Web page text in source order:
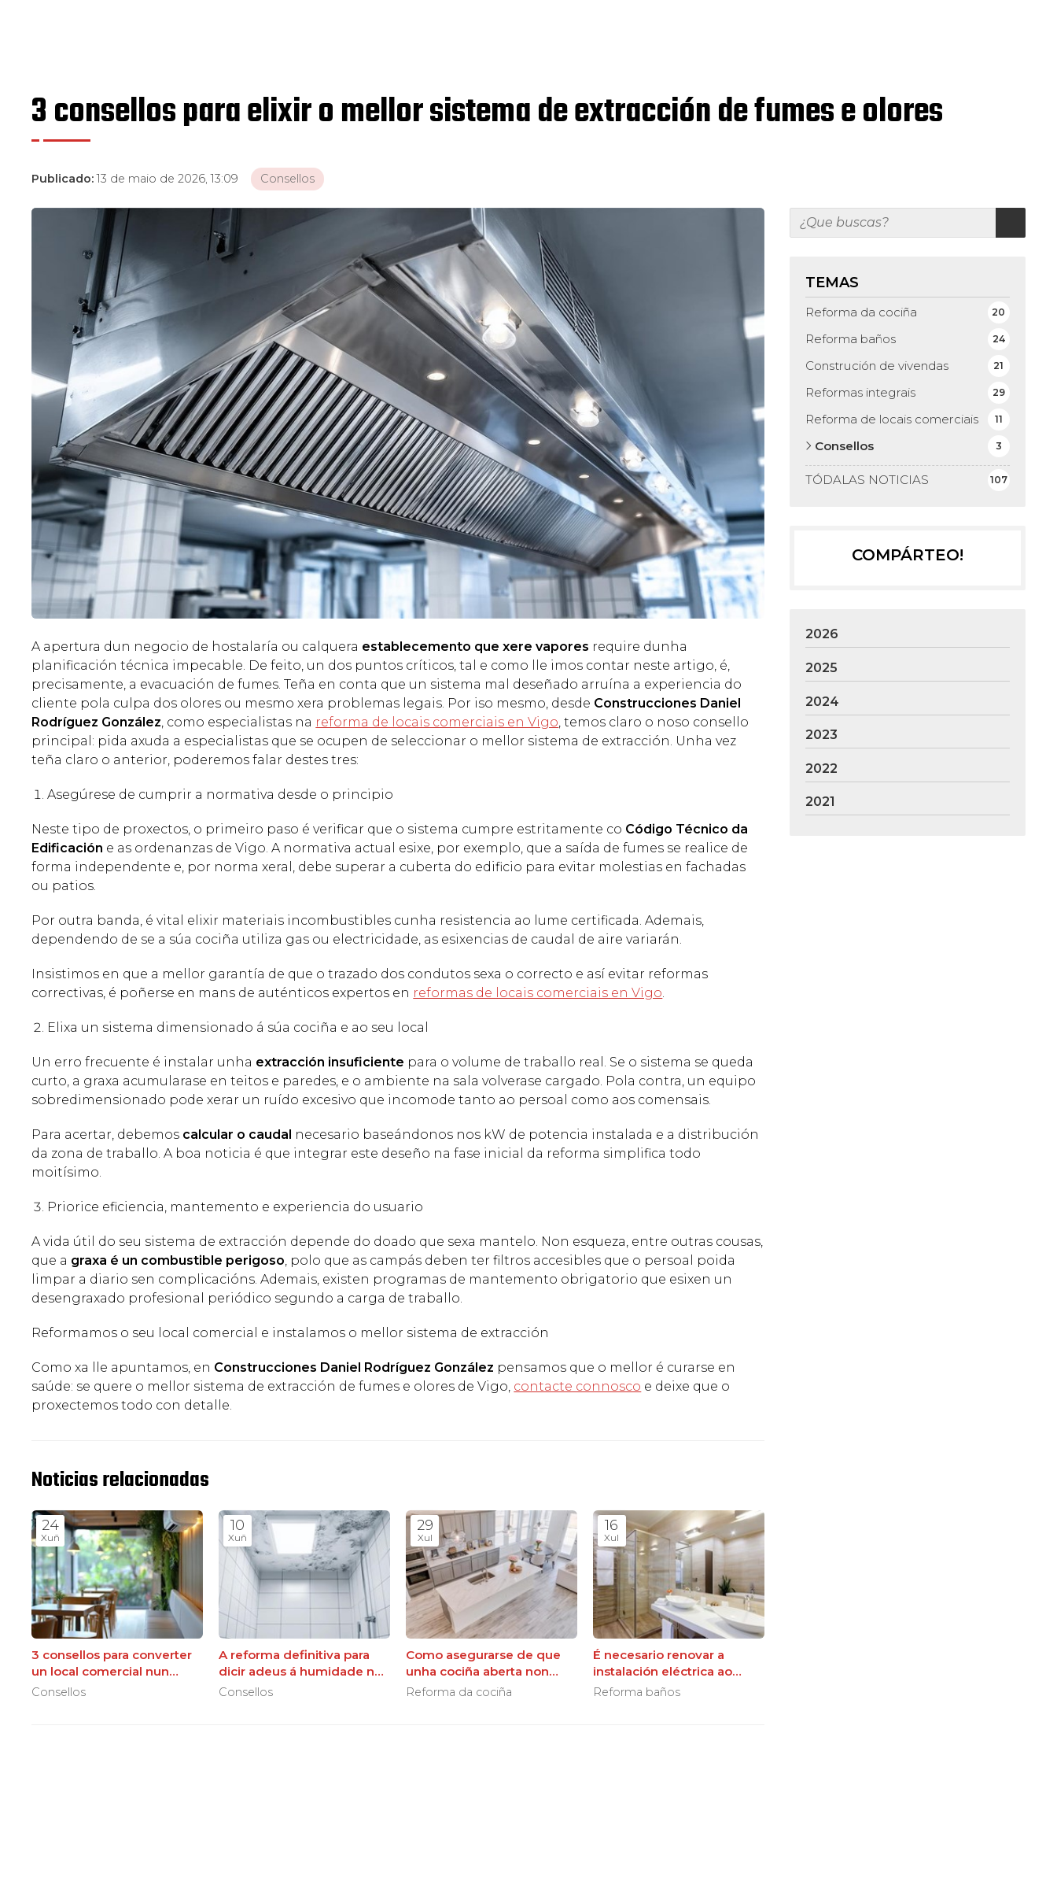
3 consellos para elixir o mellor sistema de extracción de fumes e olores
Publicado: 13 de maio de 2026, 13:09 Consellos
TEMAS
TÓDALAS NOTICIAS 107
Reforma da cociña 20
Reforma baños 24
Construción de vivendas 21
Reformas integrais 29
Reforma de locais comerciais 11
Consellos 3
A apertura dun negocio de hostalaría ou calquera establecemento que xere vapores require dunha
planificación técnica impecable. De feito, un dos puntos críticos, tal e como lle imos contar neste artigo, é,
precisamente, a evacuación de fumes. Teña en conta que un sistema mal deseñado arruína a experiencia do
cliente pola culpa dos olores ou mesmo xera problemas legais. Por iso mesmo, desde Construcciones Daniel
Rodríguez González, como especialistas na reforma de locais comerciais en Vigo, temos claro o noso consello
principal: pida axuda a especialistas que se ocupen de seleccionar o mellor sistema de extracción. Unha vez
teña claro o anterior, poderemos falar destes tres:
Asegúrese de cumprir a normativa desde o principio
Neste tipo de proxectos, o primeiro paso é verificar que o sistema cumpre estritamente co Código Técnico da
Edificación e as ordenanzas de Vigo. A normativa actual esixe, por exemplo, que a saída de fumes se realice de
forma independente e, por norma xeral, debe superar a cuberta do edificio para evitar molestias en fachadas
ou patios.
Por outra banda, é vital elixir materiais incombustibles cunha resistencia ao lume certificada. Ademais,
dependendo de se a súa cociña utiliza gas ou electricidade, as esixencias de caudal de aire variarán.
Insistimos en que a mellor garantía de que o trazado dos condutos sexa o correcto e así evitar reformas
correctivas, é poñerse en mans de auténticos expertos en reformas de locais comerciais en Vigo.
Elixa un sistema dimensionado á súa cociña e ao seu local
Un erro frecuente é instalar unha extracción insuficiente para o volume de traballo real. Se o sistema se queda
curto, a graxa acumularase en teitos e paredes, e o ambiente na sala volverase cargado. Pola contra, un equipo
sobredimensionado pode xerar un ruído excesivo que incomode tanto ao persoal como aos comensais.
Para acertar, debemos calcular o caudal necesario baseándonos nos kW de potencia instalada e a distribución
da zona de traballo. A boa noticia é que integrar este deseño na fase inicial da reforma simplifica todo
moitísimo.
Priorice eficiencia, mantemento e experiencia do usuario
A vida útil do seu sistema de extracción depende do doado que sexa mantelo. Non esqueza, entre outras cousas,
que a graxa é un combustible perigoso, polo que as campás deben ter filtros accesibles que o persoal poida
limpar a diario sen complicacións. Ademais, existen programas de mantemento obrigatorio que esixen un
desengraxado profesional periódico segundo a carga de traballo.
Reformamos o seu local comercial e instalamos o mellor sistema de extracción
Como xa lle apuntamos, en Construcciones Daniel Rodríguez González pensamos que o mellor é curarse en
saúde: se quere o mellor sistema de extracción de fumes e olores de Vigo, contacte connosco e deixe que o
proxectemos todo con detalle.
Noticias relacionadas
24
Xuñ
3 consellos para converter
un local comercial nun
lugar fresco este verán
Consellos
10
Xuñ
A reforma definitiva para
dicir adeus á humidade no
baño
Consellos
29
Xul
Como asegurarse de que
unha cociña aberta non
afecte negativamente ao
Reforma da cociña
16
Xul
É necesario renovar a
instalación eléctrica ao
reformar o baño?
Reforma baños
COMPÁRTEO!
2026
2025
2024
2023
2022
2021